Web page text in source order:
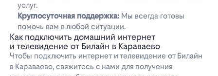
услуг.
Круглосуточная поддержка: Мы всегда готовы
помочь вам в любой ситуации.
Как подключить домашний интернет
и телевидение от Билайн в Караваево
Чтобы подключить интернет и телевидение от Билайн
в Караваево, свяжитесь с нами для получения